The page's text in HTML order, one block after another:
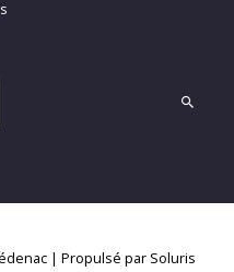
| Propulsé par Soluris